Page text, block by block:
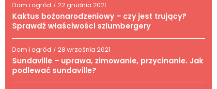
Dom i ogród / 22 grudnia 2021
Kaktus bożonarodzeniowy – czy jest trujący?
Sprawdź właściwości szlumbergery
Dom i ogród / 28 września 2021
Sundaville – uprawa, zimowanie, przycinanie. Jak
podlewać sundaville?